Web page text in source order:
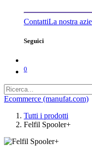
ContattiLa nostra
Seguici
0
Ecommerce (manufat.com)
Tutti i prodotti
Felfil Spooler+